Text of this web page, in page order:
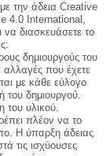
την άδεια Creative
4.0 International,
να διασκευάσετε το
δημιουργούς του
αλλαγές που έχετε
με κάθε εύλογο
του δημιουργού.
του υλικού.
πλέον να το
Η ύπαρξη άδειας
τις ισχύουσες